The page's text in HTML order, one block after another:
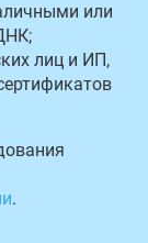
или
лиц и ИП,
.